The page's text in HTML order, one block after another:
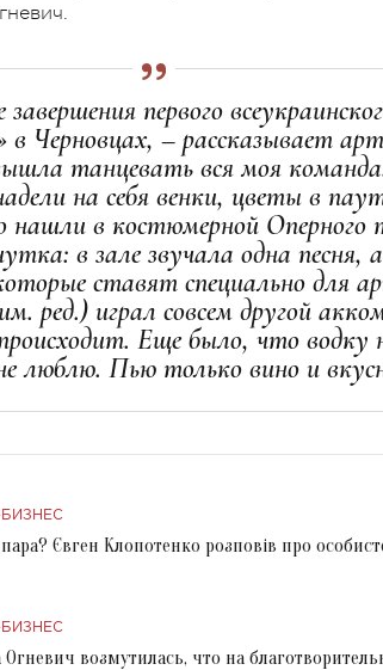
первого
в Черновцах, – рассказывает
танцевать вся моя
на себя венки, цветы в
нашли в костюмерной Оперного
в зале звучала одна песня,
ставят специально для
ред.) играл совсем другой
Еще было, что водку
люблю. Пью только вино и
Євген Клопотенко розповів про
Огневич возмутилась, что на